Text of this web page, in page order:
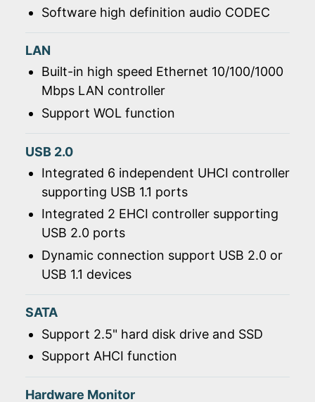
Software high definition audio CODEC
LAN
Built-in high speed Ethernet 10/100/1000
Mbps LAN controller
Support WOL function
USB 2.0
Integrated 6 independent UHCI controller
supporting USB 1.1 ports
Integrated 2 EHCI controller supporting
USB 2.0 ports
Dynamic connection support USB 2.0 or
USB 1.1 devices
SATA
Support 2.5" hard disk drive and SSD
Support AHCI function
Hardware Monitor